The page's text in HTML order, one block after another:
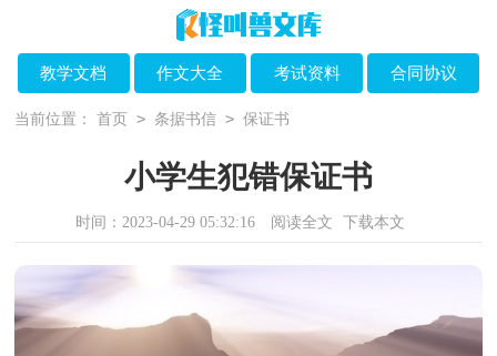
教学文档 作文大全 考试资料 合同协议
当前位置： 首页 > 条据书信 > 保证书
小学生犯错保证书
时间：2023-04-29 05:32:16 阅读全文 下载本文